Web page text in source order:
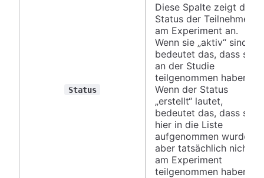
Status
Diese Spalte zeigt den
Status der Teilnehmer
am Experiment an.
Wenn sie „aktiv“ sind,
bedeutet das, dass sie
an der Studie
teilgenommen haben.
Wenn der Status
„erstellt“ lautet,
bedeutet das, dass sie
hier in die Liste
aufgenommen wurden,
aber tatsächlich nicht
am Experiment
teilgenommen haben.